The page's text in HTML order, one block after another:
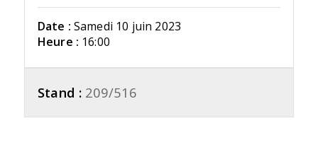
Date : Samedi 10 juin 2023
Heure : 16:00
Stand : 209/516